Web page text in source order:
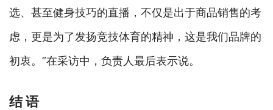
选、甚至健身技巧的直播，不仅是出于商品销售的考
虑，更是为了发扬竞技体育的精神，这是我们品牌的
初衷。”在采访中，负责人最后表示说。
结 语